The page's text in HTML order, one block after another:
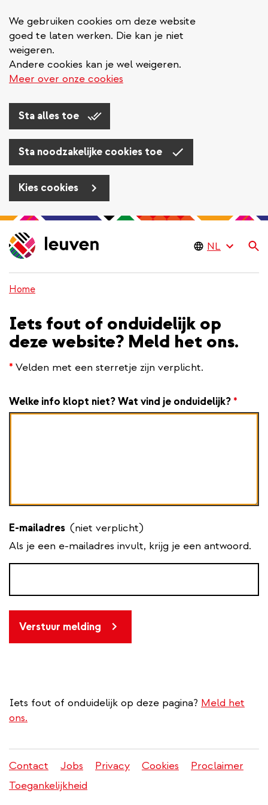
We gebruiken cookies om deze website
goed te laten werken. Die kan je niet
weigeren.
Andere cookies kan je wel weigeren.
Meer over onze cookies
Sta alles toe
Sta noodzakelijke cookies toe
Kies cookies
Overslaan
en
naar
gaan
Home
Iets fout of onduidelijk op
deze website? Meld het ons.
* Velden met een sterretje zijn verplicht.
Welke info klopt niet? Wat vind je onduidelijk? *
E-mailadres (niet verplicht)
Als je een e-mailadres invult, krijg je een antwoord.
Verstuur melding
Iets fout of onduidelijk op deze pagina? Meld het
ons.
Juridisch
menu
Contact Jobs Privacy Cookies
Proclaimer
Toegankelijkheid